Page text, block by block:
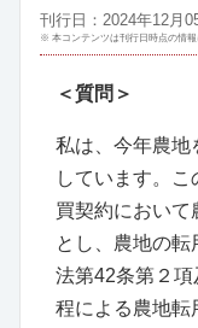
刊行日：2024年12月
※ 本コンテンツは刊行日時点の情
＜質問＞
私は、今年農地
しています。
買契約において
とし、農地の転
法第42条第２
程による農地転